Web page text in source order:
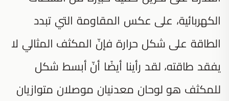
الكهربائية، على عكس المقاومة التي تبدد
الطاقة على شكل حرارة فإنّ المكثف المثالي لا
يفقد طاقته، لقد رأينا أيضًا أنّ أبسط شكل
للمكثف هو لوحان معدنيان موصلان متوازيان